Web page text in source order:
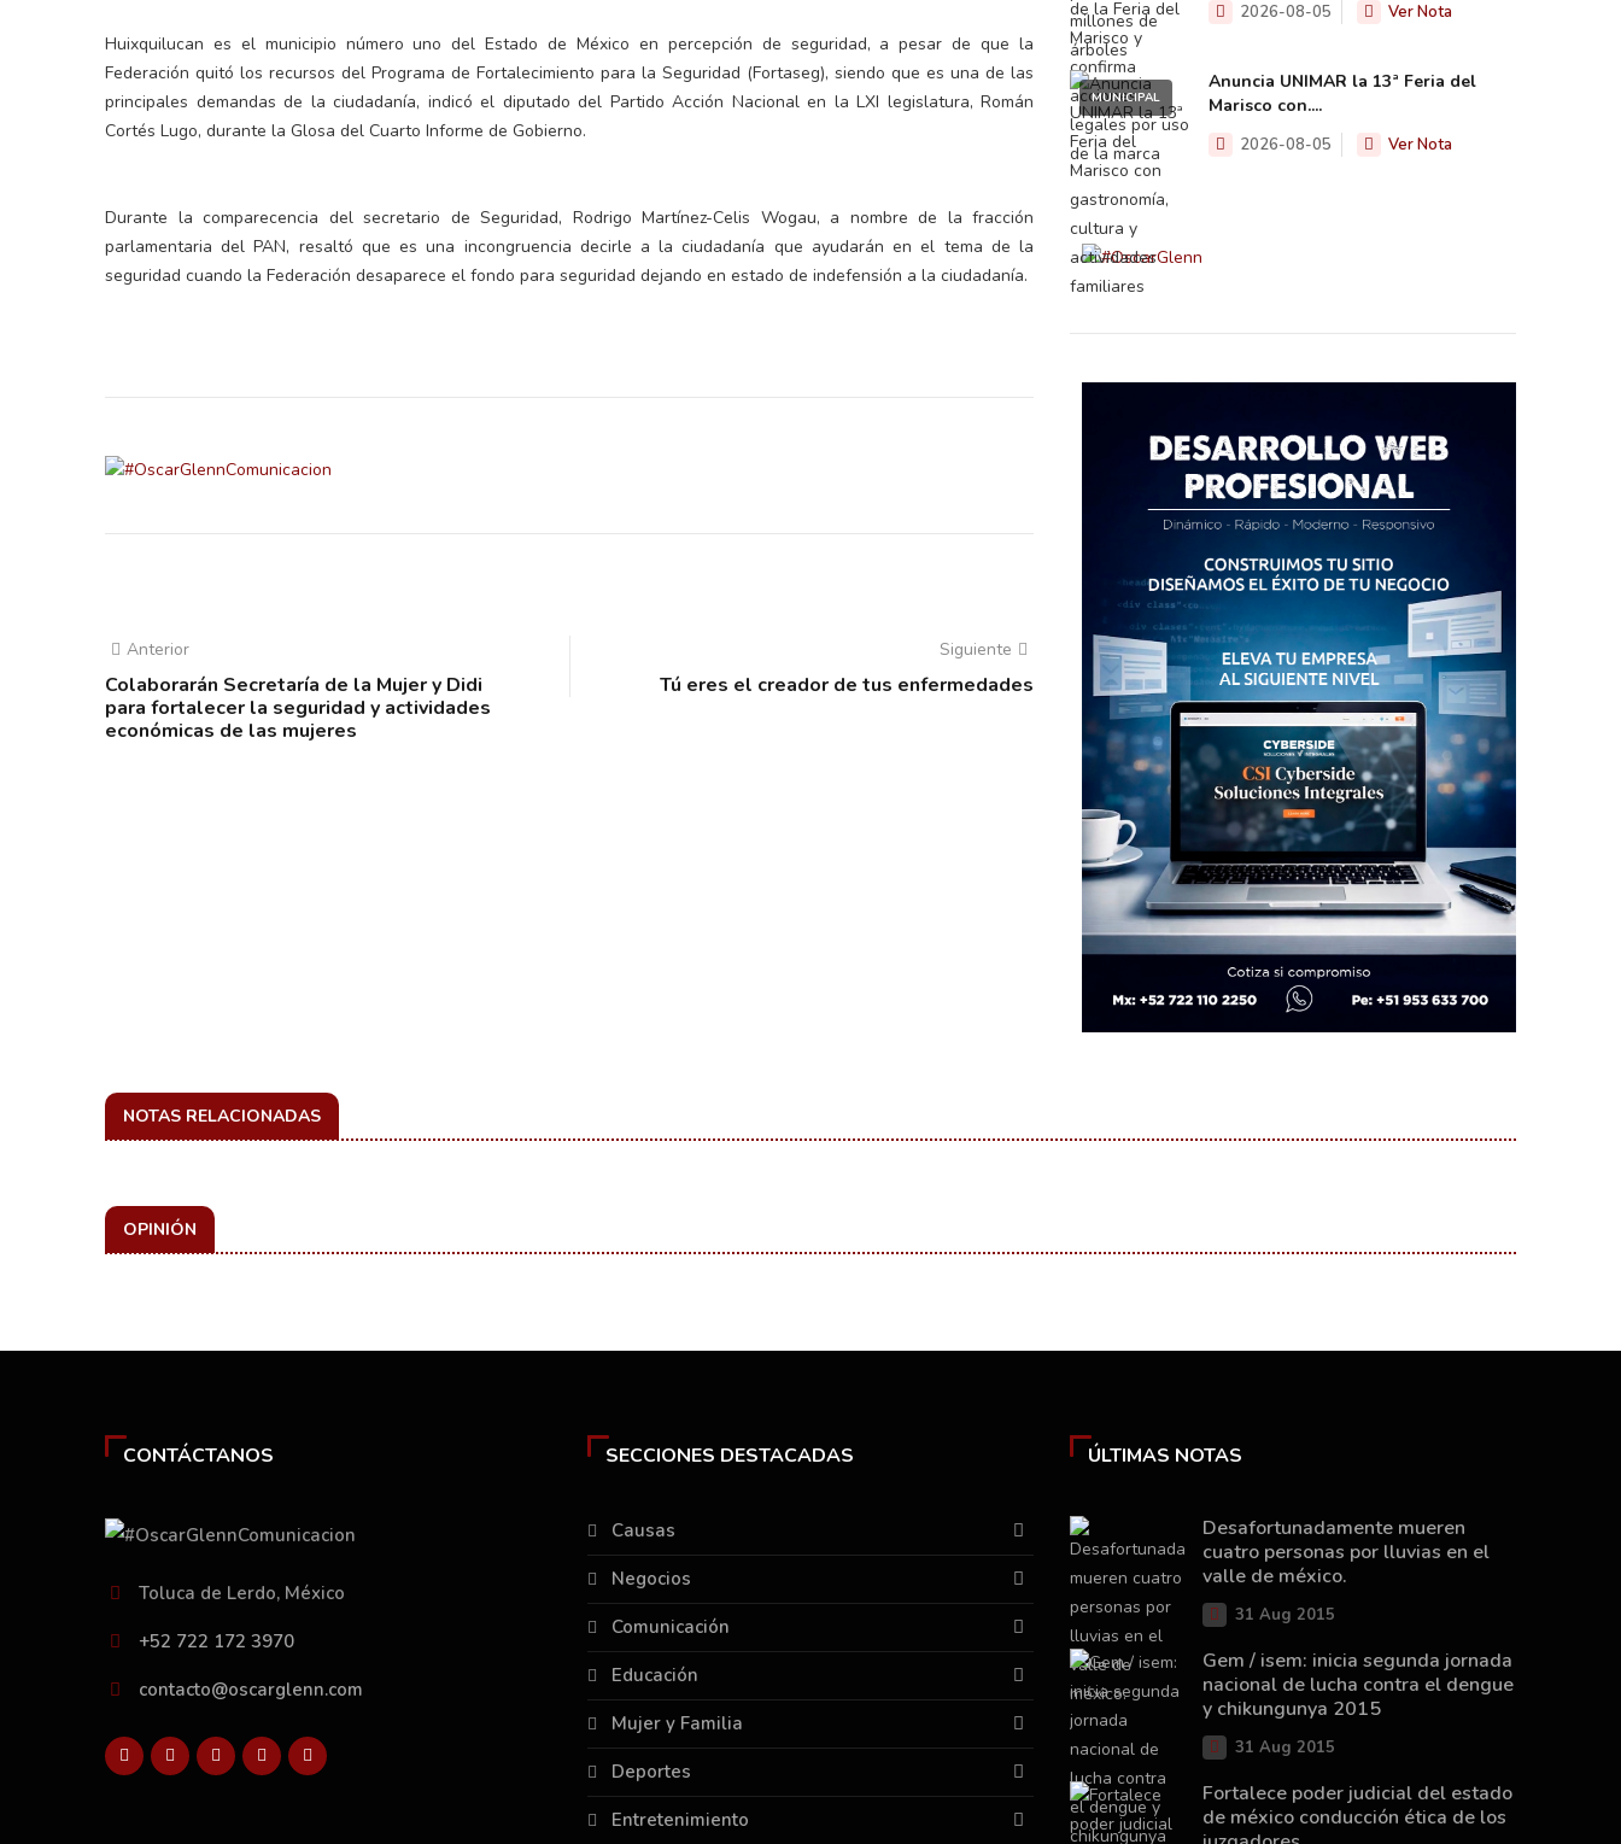
Huixquilucan es el municipio número uno del Estado de México en percepción de seguridad, a pesar de que la
Federación quitó los recursos del Programa de Fortalecimiento para la Seguridad (Fortaseg), siendo que es una de las
principales demandas de la ciudadanía, indicó el diputado del Partido Acción Nacional en la LXI legislatura, Román
Cortés Lugo, durante la Glosa del Cuarto Informe de Gobierno.
Durante la comparecencia del secretario de Seguridad, Rodrigo Martínez-Celis Wogau, a nombre de la fracción
parlamentaria del PAN, resaltó que es una incongruencia decirle a la ciudadanía que ayudarán en el tema de la
seguridad cuando la Federación desaparece el fondo para seguridad dejando en estado de indefensión a la ciudadanía.
Anterior
Colaborarán Secretaría de la Mujer y Didi
para fortalecer la seguridad y actividades
económicas de las mujeres
Siguiente
Tú eres el creador de tus enfermedades
2026-08-05 Ver Nota
MUNICIPAL
Anuncia UNIMAR la 13ª Feria del
Marisco con....
2026-08-05 Ver Nota
NOTAS RELACIONADAS
OPINIÓN
CONTÁCTANOS
Toluca de Lerdo, México
+52 722 172 3970
contacto@oscarglenn.com
SECCIONES DESTACADAS
Causas
Negocios
Comunicación
Educación
Mujer y Familia
Deportes
Entretenimiento
ÚLTIMAS NOTAS
Desafortunadamente mueren
cuatro personas por lluvias en el
valle de méxico.
31 Aug 2015
Gem / isem: inicia segunda jornada
nacional de lucha contra el dengue
y chikungunya 2015
31 Aug 2015
Fortalece poder judicial del estado
de méxico conducción ética de los